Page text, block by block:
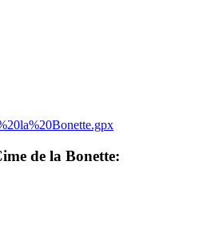
de la Bonette: